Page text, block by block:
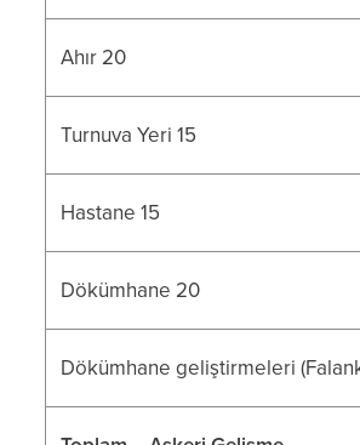
Ahır 20
Turnuva Yeri 15
Hastane 15
Dökümhane 20
Dökümhane geliştirmeleri